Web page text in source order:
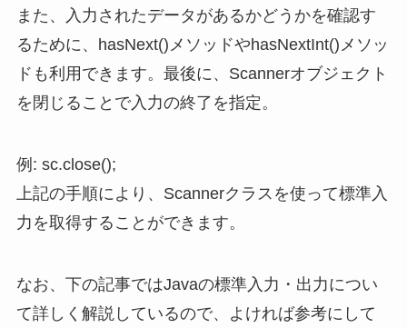
また、入力されたデータがあるかどうかを確認す
るために、hasNext()メソッドやhasNextInt()メソッ
ドも利用できます。最後に、Scannerオブジェクト
を閉じることで入力の終了を指定。
例: sc.close();
上記の手順により、Scannerクラスを使って標準入
力を取得することができます。
なお、下の記事ではJavaの標準入力・出力につい
て詳しく解説しているので、よければ参考にして